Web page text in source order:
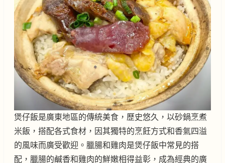
煲仔飯是廣東地區的傳統美食，歷史悠久，以砂鍋烹煮
米飯，搭配各式食材，因其獨特的烹飪方式和香氣四溢
的風味而廣受歡迎。臘腸和雞肉是煲仔飯中常見的搭
配，臘腸的鹹香和雞肉的鮮嫩相得益彰，成為經典的廣